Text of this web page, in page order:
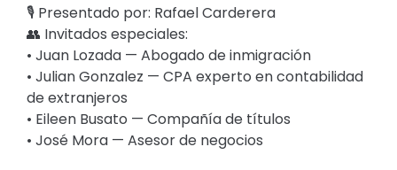
🎙️ Presentado por: Rafael Carderera
👥 Invitados especiales:
• Juan Lozada — Abogado de inmigración
• Julian Gonzalez — CPA experto en contabilidad
de extranjeros
• Eileen Busato — Compañía de títulos
• José Mora — Asesor de negocios